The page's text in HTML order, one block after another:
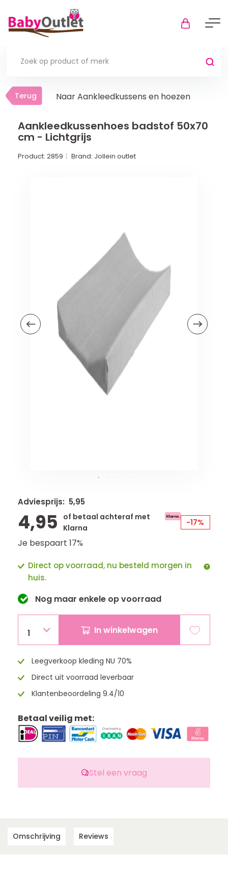
Terug
Thuis
Veiligheid buiten de deur
Kinderstoelen
Terug Naar Aankleedkussens en hoezen
Aankleedkussenhoes badstof 50x70
cm - Lichtgrijs
Product: 2859 Brand: Jollein outlet
Adviesprijs: 5,95
4,95
of betaal achteraf met
Klarna
-17%
Je bespaart 17%
Direct op voorraad, nu besteld morgen in
huis.
Nog maar enkele op voorraad
1 In winkelwagen
Leegverkoop kleding NU 70%
Direct uit voorraad leverbaar
Klantenbeoordeling 9.4/10
Betaal veilig met:
Stel een vraag
Omschrijving Reviews